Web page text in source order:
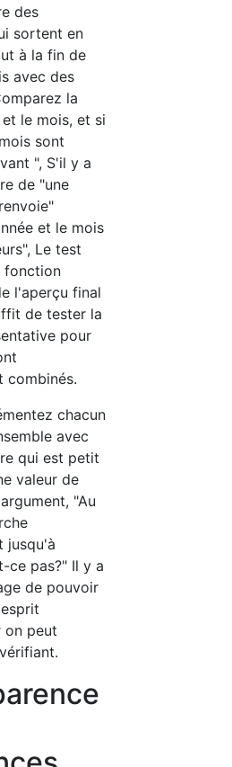
des
sortent en
à la fin de
avec des
la
le mois, et si
sont
", S'il y a
de "une
et le mois
Le test
fonction
l'aperçu final
de tester la
pour
combinés.
chacun
avec
qui est petit
valeur de
"Au
jusqu'à
ce pas?" Il y a
de pouvoir
on peut